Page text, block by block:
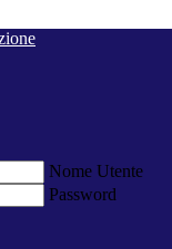
Nome Utente
Password